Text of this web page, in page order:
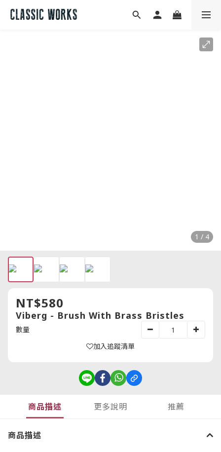
1 / 4
NT$580
Viberg - Brush With Brass Bristles
數量
加入追蹤清單
商品描述 更多說明 推薦
商品描述